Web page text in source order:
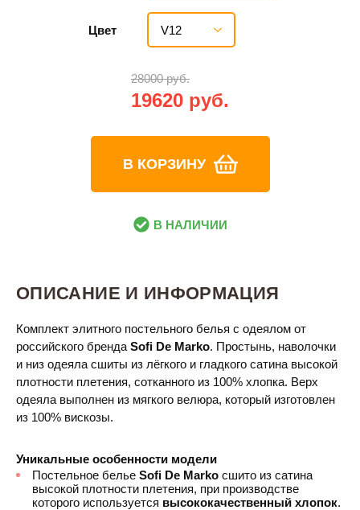
Цвет V12
28000 руб.
19620 руб.
В КОРЗИНУ
В НАЛИЧИИ
ОПИСАНИЕ И ИНФОРМАЦИЯ
Комплект элитного постельного белья с одеялом от
российского бренда Sofi De Marko. Простынь, наволочки
и низ одеяла сшиты из лёгкого и гладкого сатина высокой
плотности плетения, сотканного из 100% хлопка. Верх
одеяла выполнен из мягкого велюра, который изготовлен
из 100% вискозы.
Уникальные особенности модели
Постельное белье Sofi De Marko сшито из сатина
высокой плотности плетения, при производстве
которого используется высококачественный хлопок.